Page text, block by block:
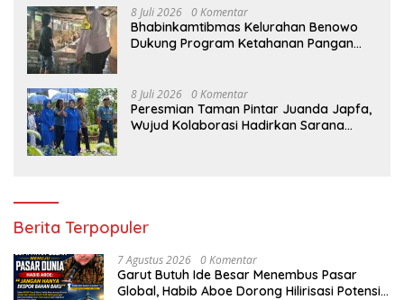
8 Juli 2026 0 Komentar
Bhabinkamtibmas Kelurahan Benowo
Dukung Program Ketahanan Pangan
8 Juli 2026 0 Komentar
Peresmian Taman Pintar Juanda Japfa,
Wujud Kolaborasi Hadirkan Sarana
Berita Terpopuler
7 Agustus 2026 0 Komentar
Garut Butuh Ide Besar Menembus Pasar
Global, Habib Aboe Dorong Hilirisasi Potensi